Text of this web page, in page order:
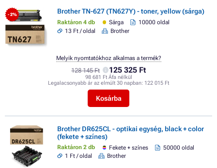
- 2% Brother TN-627 (TN627Y) - toner, yellow (sárga)
Raktáron 4 db Sárga
10000 oldal
13 Ft / oldal
Brother
128 145 Ft 125 325 Ft
98 681 Ft Áfa nélkül
Legalacsonyabb ár az elmúlt 30 napban: 122 015 Ft
Kosárba
Melyik nyomtatókhoz alkalmas a termék?
Brother DR625CL - optikai egység, black + color
(fekete + színes)
Raktáron 2 db Fekete + színes
50000 oldal
1 Ft / oldal
Brother